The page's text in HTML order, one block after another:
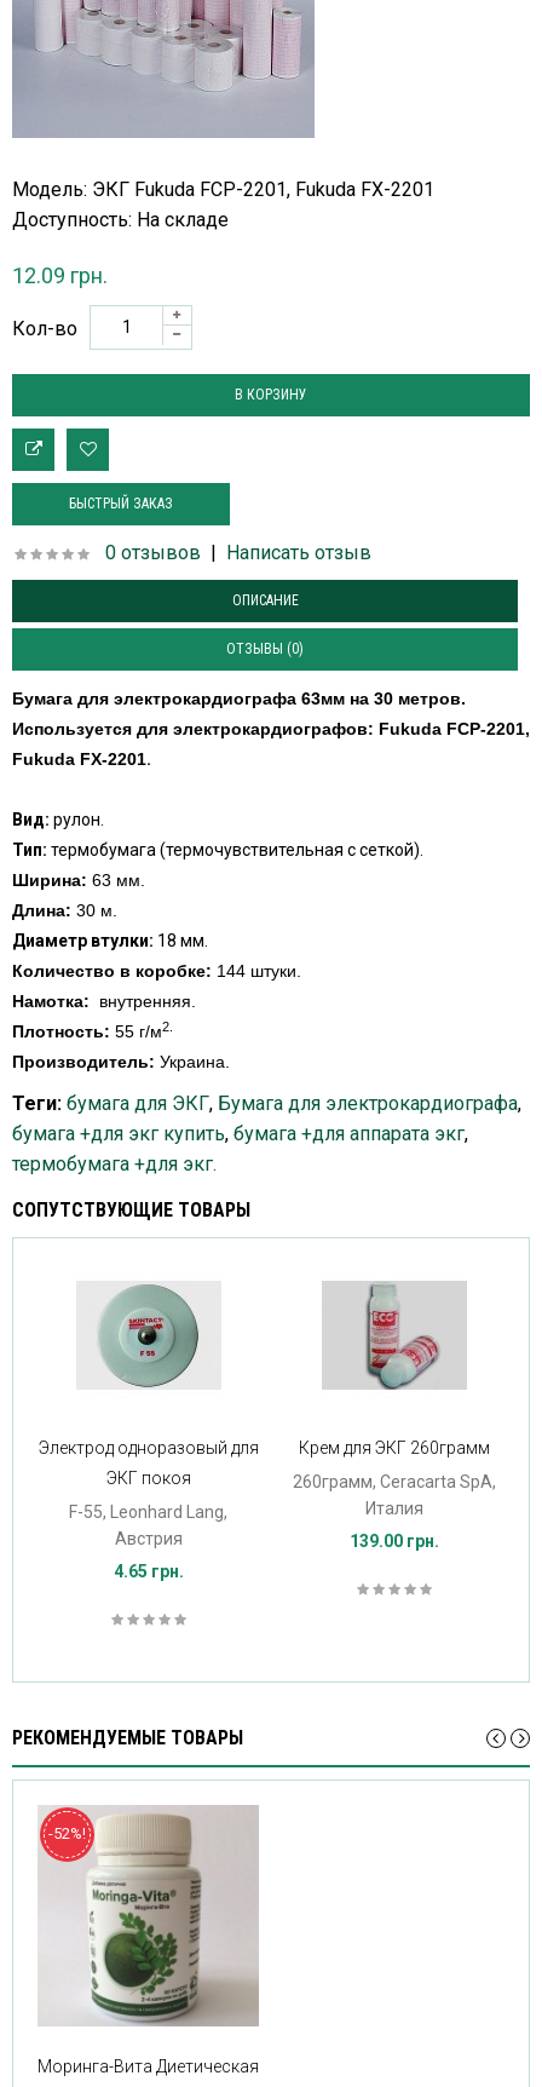
Модель: ЭКГ Fukuda FCP-2201, Fukuda FX-2201
Доступность: На складе
12.09 грн.
Кол-во
БЫСТРЫЙ ЗАКАЗ
0 отзывов | Написать отзыв
ОПИСАНИЕ
ОТЗЫВЫ (0)
Бумага для электрокардиографа 63мм на 30 метров.
Используется для электрокардиографов: Fukuda FCP-2201,
Fukuda FX-2201.
Вид: рулон.
Тип: термобумага (термочувствительная с сеткой).
Ширина: 63 мм.
Длина: 30 м.
Диаметр втулки: 18 мм.
Количество в коробке: 144 штуки.
Намотка: внутренняя.
Плотность: 55 г/м2.
Производитель: Украина.
Теги: бумага для ЭКГ, Бумага для электрокардиографа,
бумага +для экг купить, бумага +для аппарата экг,
термобумага +для экг.
СОПУТСТВУЮЩИЕ ТОВАРЫ
Электрод одноразовый для
ЭКГ покоя
F-55, Leonhard Lang,
Австрия
4.65 грн.
Крем для ЭКГ 260грамм
260грамм, Ceracarta SpA,
Италия
139.00 грн.
РЕКОМЕНДУЕМЫЕ ТОВАРЫ
-52%!
Моринга-Вита Диетическая